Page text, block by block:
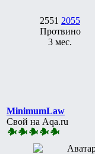
2551 2055
Протвино
3 мес.
MinimumLaw
Свой на Aqa.ru